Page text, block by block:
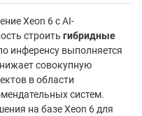
Xeon 6 с AI-
строить гибридные
инференсу выполняется
совокупную
в области
систем.
на базе Xeon 6 для